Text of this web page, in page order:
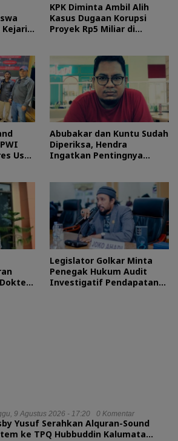
Kejari
KPK Diminta Ambil Alih
Kasus Dugaan Korupsi
Proyek Rp5 Miliar di
Usut
Abubakar dan Kuntu Sudah
Diperiksa, Hendra
Ingatkan Pentingnya
Legislator Golkar Minta
Penegak Hukum Audit
Investigatif Pendapatan
9 Agustus 2026 - 17:20 0 Komentar
Yusuf Serahkan Alquran-Sound
ke TPQ Hubbuddin Kalumata